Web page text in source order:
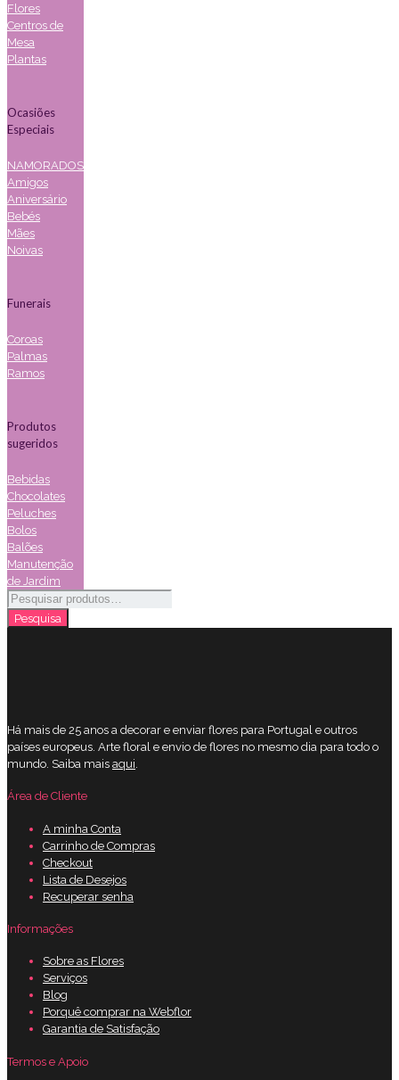
Flores
Centros de
Mesa
Plantas
Ocasiões
Especiais
NAMORADOS
Amigos
Aniversário
Bebés
Mães
Noivas
Funerais
Coroas
Palmas
Ramos
Produtos
sugeridos
Bebidas
Chocolates
Peluches
Bolos
Balões
Manutenção
de Jardim
Pesquisar
por:
Pesquisa
Há mais de 25 anos a decorar e enviar flores para Portugal e outros
países europeus. Arte floral e envio de flores no mesmo dia para todo o
mundo. Saiba mais aqui.
Área de Cliente
A minha Conta
Carrinho de Compras
Checkout
Lista de Desejos
Recuperar senha
Informações
Sobre as Flores
Serviços
Blog
Porquê comprar na Webflor
Garantia de Satisfação
Termos e Apoio